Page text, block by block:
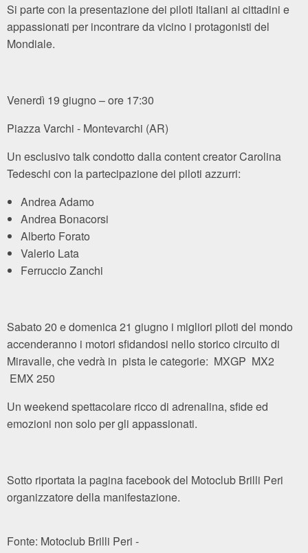
Si parte con la presentazione dei piloti italiani ai cittadini e
appassionati per incontrare da vicino i protagonisti del
Mondiale.
Venerdì 19 giugno – ore 17:30
Piazza Varchi - Montevarchi (AR)
Un esclusivo talk condotto dalla content creator Carolina
Tedeschi con la partecipazione dei piloti azzurri:
Andrea Adamo
Andrea Bonacorsi
Alberto Forato
Valerio Lata
Ferruccio Zanchi
Sabato 20 e domenica 21 giugno i migliori piloti del mondo
accenderanno i motori sfidandosi nello storico circuito di
Miravalle, che vedrà in pista le categorie: MXGP MX2
EMX 250
Un weekend spettacolare ricco di adrenalina, sfide ed
emozioni non solo per gli appassionati.
Sotto riportata la pagina facebook del Motoclub Brilli Peri
organizzatore della manifestazione.
Fonte: Motoclub Brilli Peri -